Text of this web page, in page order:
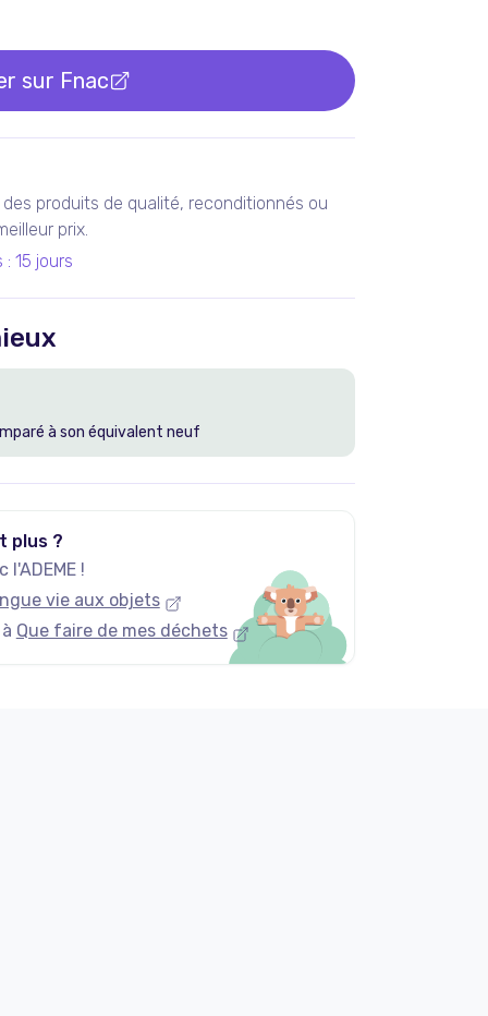
sur Fnac
produits de qualité, reconditionnés ou
prix.
: 15 jours
à son équivalent neuf
plus ?
!
vie aux objets
Que faire de mes déchets